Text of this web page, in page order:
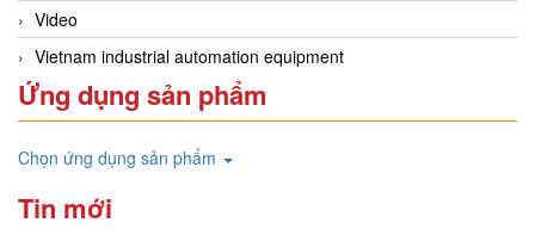
Video
Vietnam industrial automation equipment
Ứng dụng sản phẩm
Chọn ứng dụng sản phẩm
Tin mới